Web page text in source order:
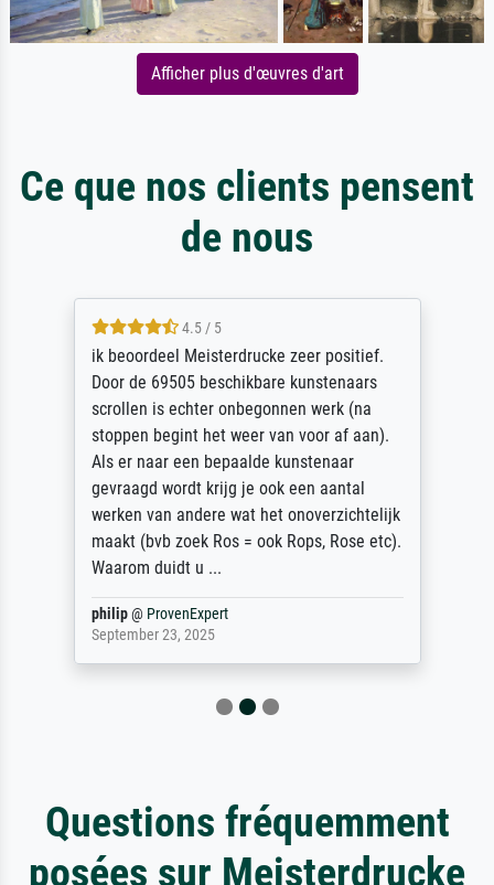
Afficher plus d'œuvres d'art
Ce que nos clients pensent
de nous
4.5 / 5
ik beoordeel Meisterdrucke zeer positief.
Door de 69505 beschikbare kunstenaars
scrollen is echter onbegonnen werk (na
stoppen begint het weer van voor af aan).
Als er naar een bepaalde kunstenaar
gevraagd wordt krijg je ook een aantal
werken van andere wat het onoverzichtelijk
maakt (bvb zoek Ros = ook Rops, Rose etc).
Waarom duidt u ...
philip@ ProvenExpert
September 23, 2025
Questions fréquemment
posées sur Meisterdrucke